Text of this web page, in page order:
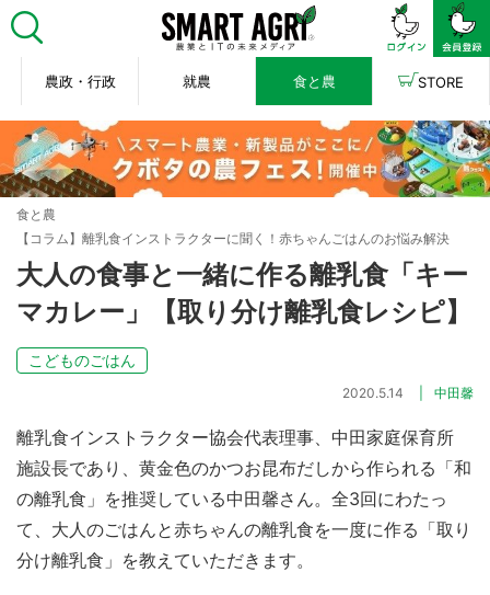
農政・行政 就農 食と農 STORE
食と農
【コラム】離乳食インストラクターに聞く！赤ちゃんごはんのお悩み解決
大人の食事と一緒に作る離乳食「キー
マカレー」【取り分け離乳食レシピ】
こどものごはん
2020.5.14 中田馨
離乳食インストラクター協会代表理事、中田家庭保育所
施設長であり、黄金色のかつお昆布だしから作られる「和
の離乳食」を推奨している中田馨さん。全3回にわたっ
て、大人のごはんと赤ちゃんの離乳食を一度に作る「取り
分け離乳食」を教えていただきます。